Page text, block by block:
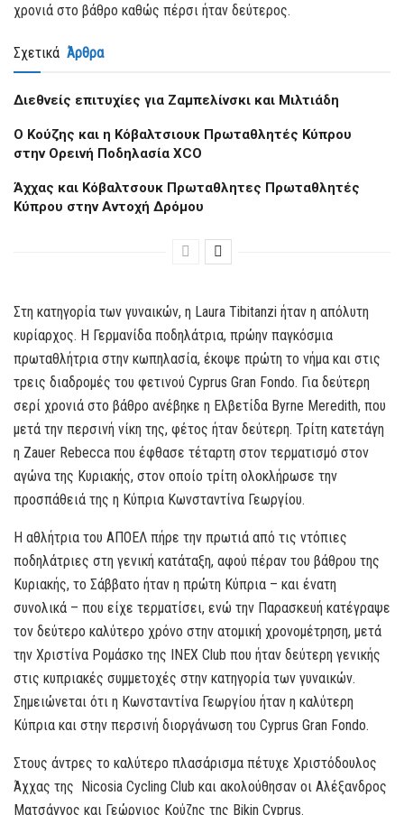
χρονιά στο βάθρο καθώς πέρσι ήταν δεύτερος.
Σχετικά Άρθρα
Διεθνείς επιτυχίες για Ζαμπελίνσκι και Μιλτιάδη
Ο Κούζης και η Κόβαλτσιουκ Πρωταθλητές Κύπρου
στην Ορεινή Ποδηλασία XCO
Άχχας και Κόβαλτσουκ Πρωταθλητες Πρωταθλητές
Κύπρου στην Αντοχή Δρόμου
Στη κατηγορία των γυναικών, η Laura Tibitanzi ήταν η απόλυτη
κυρίαρχος. Η Γερμανίδα ποδηλάτρια, πρώην παγκόσμια
πρωταθλήτρια στην κωπηλασία, έκοψε πρώτη το νήμα και στις
τρεις διαδρομές του φετινού Cyprus Gran Fondo. Για δεύτερη
σερί χρονιά στο βάθρο ανέβηκε η Ελβετίδα Byrne Meredith, που
μετά την περσινή νίκη της, φέτος ήταν δεύτερη. Τρίτη κατετάγη
η Zauer Rebecca που έφθασε τέταρτη στον τερματισμό στον
αγώνα της Κυριακής, στον οποίο τρίτη ολοκλήρωσε την
προσπάθειά της η Κύπρια Κωνσταντίνα Γεωργίου.
Η αθλήτρια του ΑΠΟΕΛ πήρε την πρωτιά από τις ντόπιες
ποδηλάτριες στη γενική κατάταξη, αφού πέραν του βάθρου της
Κυριακής, το Σάββατο ήταν η πρώτη Κύπρια – και ένατη
συνολικά – που είχε τερματίσει, ενώ την Παρασκευή κατέγραψε
τον δεύτερο καλύτερο χρόνο στην ατομική χρονομέτρηση, μετά
την Χριστίνα Ρομάσκο της INEX Club που ήταν δεύτερη γενικής
στις κυπριακές συμμετοχές στην κατηγορία των γυναικών.
Σημειώνεται ότι η Κωνσταντίνα Γεωργίου ήταν η καλύτερη
Κύπρια και στην περσινή διοργάνωση του Cyprus Gran Fondo.
Στους άντρες το καλύτερο πλασάρισμα πέτυχε Χριστόδουλος
Άχχας της Nicosia Cycling Club και ακολούθησαν οι Aλέξανδρος
Ματσάγγος και Γεώργιος Κούζης της Bikin Cyprus.